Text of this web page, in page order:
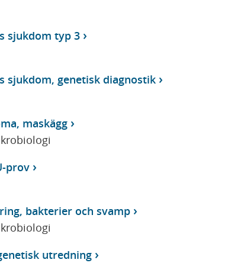
sjukdom typ 3
sjukdom, genetisk diagnostik
maskägg
prov
bakterier och svamp
utredning